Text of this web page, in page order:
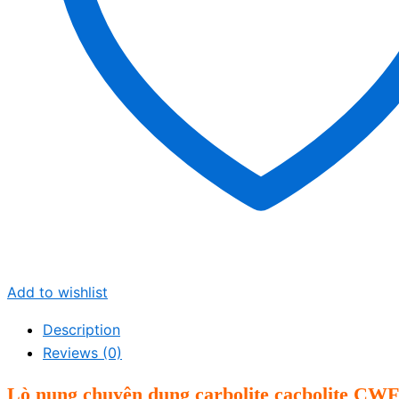
Add to wishlist
Description
Reviews (0)
Lò nung chuyên dụng carbolite cacbolite